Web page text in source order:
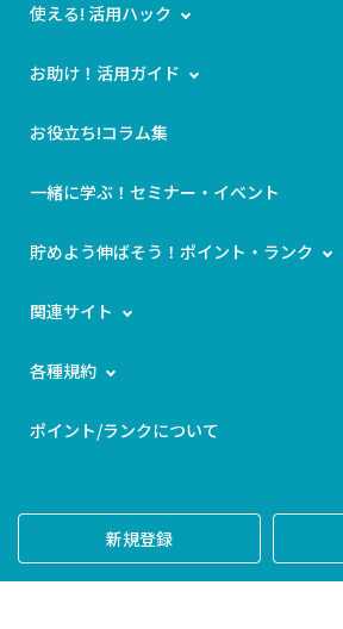
使える! 活用ハック
お助け！活用ガイド
お役立ち!コラム集
一緒に学ぶ！セミナー・イベント
貯めよう伸ばそう！ポイント・ランク
関連サイト
各種規約
ポイント/ランクについて
新規登録